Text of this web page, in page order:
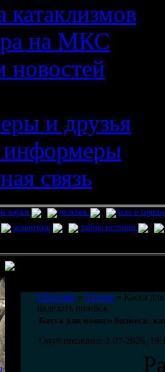
катаклизмов
на МКС
новостей
и друзья
связь
науки человек
нло и
животные
тайны истории
UfoLeaks » Статьи » Касса
наделать ошибок
Касса для нового бизнеса:
Опубликовано: 2-07-2026,